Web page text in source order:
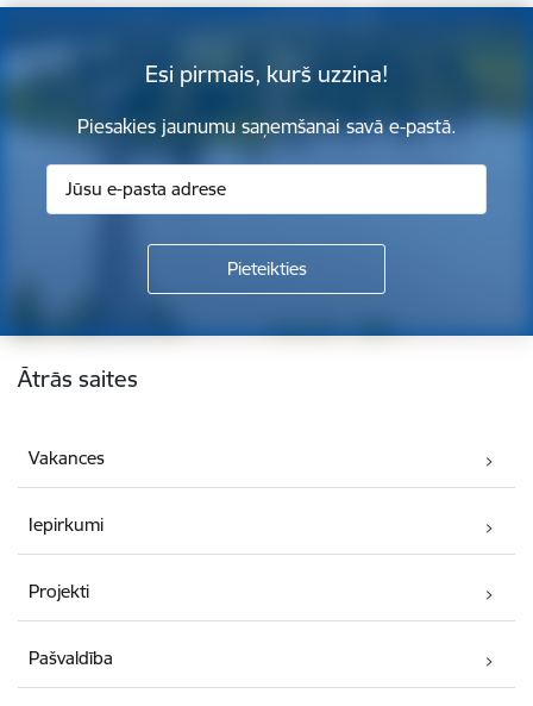
Esi pirmais, kurš uzzina!
Piesakies jaunumu saņemšanai savā e-pastā.
Kājene
Ātrās saites
Vakances
Iepirkumi
Projekti
Pašvaldība